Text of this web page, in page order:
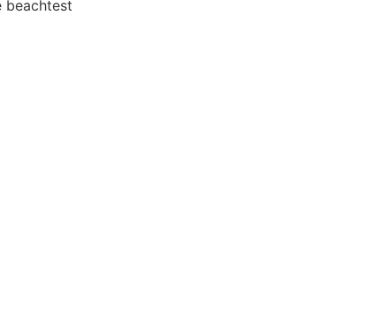
beachtest